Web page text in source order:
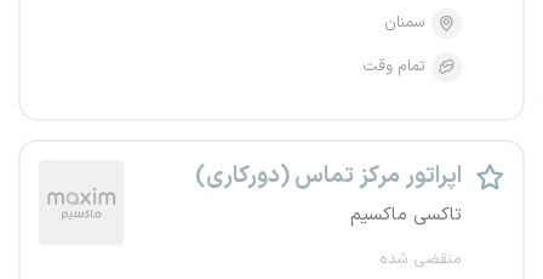
سمنان
تمام وقت
اپراتور مرکز تماس (دورکاری)
تاکسی ماکسیم
منقضی شده